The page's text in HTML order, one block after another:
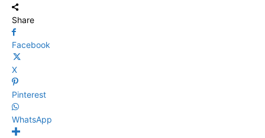
Share
Facebook
X
Pinterest
WhatsApp